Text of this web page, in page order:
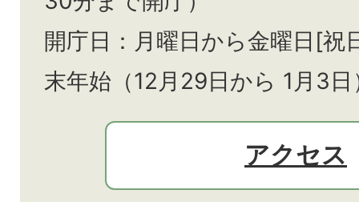
開庁日：月曜日から金曜日[祝
末年始（12月29日から 1月3
アクセス